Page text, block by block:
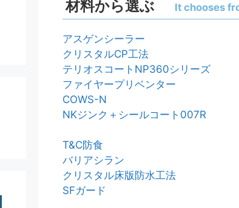
材料から選ぶ It chooses
アスゲンシーラー
クリスタルCP工法
テリオスコートNP360シリーズ
ファイヤープリベンター
COWS-N
NKジンク＋シールコート007R
T&C防食
バリアシラン
クリスタル床版防水工法
SFガード